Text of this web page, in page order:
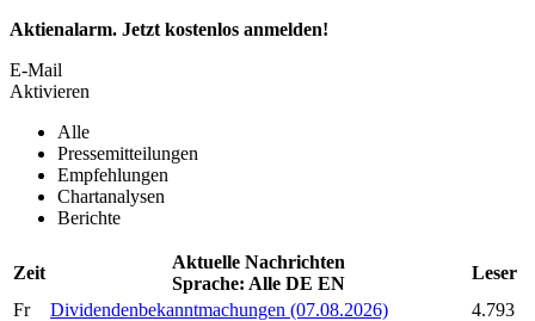
Aktienalarm. Jetzt kostenlos anmelden!
E-Mail
Aktivieren
Alle
Pressemitteilungen
Empfehlungen
Chartanalysen
Berichte
Zeit
Aktuelle Nachrichten
Sprache: Alle DE EN
Leser
Fr
Dividendenbekanntmachungen (07.08.2026)
4.793